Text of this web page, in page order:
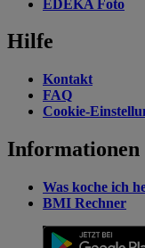
EDEKA Foto
Hilfe
Kontakt
FAQ
Cookie-
Informationen
Was koche ich
BMI Rechner